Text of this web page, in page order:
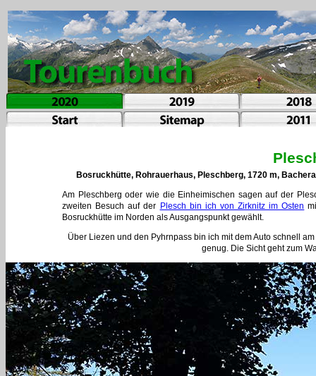
Bosruckhütte, Rohrauerhaus, Pleschberg, 1720 m,
Am Pleschberg oder wie die Einheimischen sagen auf der
zweiten Besuch auf der Plesch bin ich von Zirknitz im Osten
Bosruckhütte im Norden als Ausgangspunkt gewählt.
Über Liezen und den Pyhrnpass bin ich mit dem Auto schnell
genug. Die Sicht geht zum